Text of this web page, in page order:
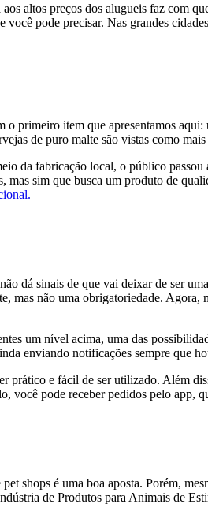
altos preços dos alugueis faz com
pode precisar. Nas grandes
o primeiro item que apresentamos
de puro malte são vistas como
da fabricação local, o público
mas sim que busca um produto de
dá sinais de que vai deixar de ser
mas não uma obrigatoriedade.
um nível acima, uma das
enviando notificações sempre que
prático e fácil de ser utilizado. Além
você pode receber pedidos pelo app,
shops é uma boa aposta. Porém,
de Produtos para Animais de